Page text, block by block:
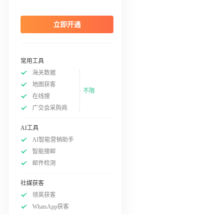
立即开通
常用工具
海关数据
地图获客
在线搜
广交会采购商
不限
AI工具
AI智能营销助手
智能搜邮
邮件检测
社媒获客
领英获客
WhatsApp获客